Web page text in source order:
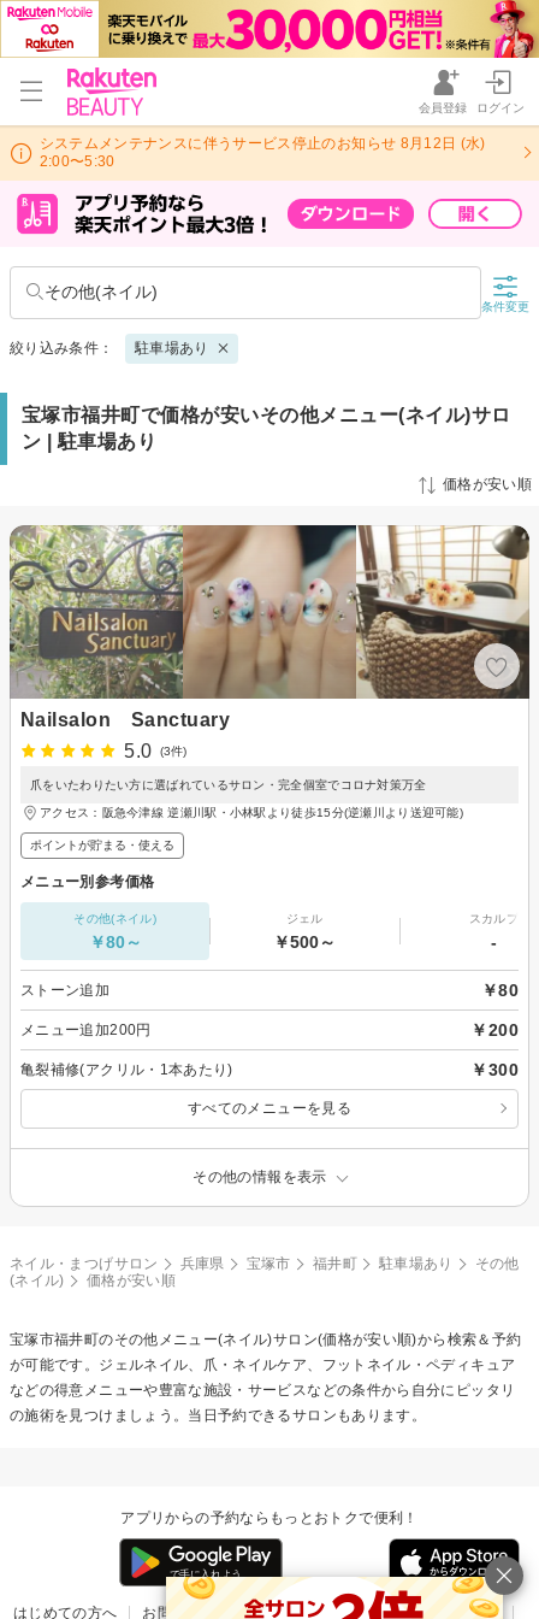
会員登録 ログイン
システムメンテナンスに伴うサービス停止のお知らせ 8月12日 (水)
2:00〜5:30
その他(ネイル)
条件変更
絞り込み条件： 駐車場あり
宝塚市福井町で価格が安いその他メニュー(ネイル)サロ
ン | 駐車場あり
価格が安い順
Nailsalon Sanctuary
5.0
(3件)
爪をいたわりたい方に選ばれているサロン・完全個室でコロナ対策万全
アクセス：阪急今津線 逆瀬川駅・小林駅より徒歩15分(逆瀬川より送迎可能)
ポイントが貯まる・使える
メニュー別参考価格
その他(ネイル)
￥80～
ジェル
￥500～
スカルプ
-
ストーン追加 ￥80
メニュー追加200円 ￥200
亀裂補修(アクリル・1本あたり) ￥300
すべてのメニューを見る
その他の情報を表示
ネイル・まつげサロン 兵庫県 宝塚市 福井町 駐車場あり
その他
(ネイル)
価格が安い順
宝塚市福井町のその他メニュー(ネイル)サロン(価格が安い順)から検索＆予約
が可能です。ジェルネイル、爪・ネイルケア、フットネイル・ペディキュア
などの得意メニューや豊富な施設・サービスなどの条件から自分にピッタリ
の施術を見つけましょう。当日予約できるサロンもあります。
アプリからの予約ならもっとおトクで便利！
はじめての方へ お問い合わせ ヘルプ リリース情報 利用規約